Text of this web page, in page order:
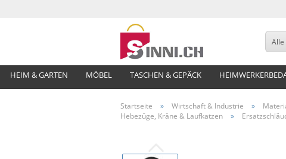
Alle
HEIM & GARTEN MÖBEL TASCHEN & GEPÄCK
Startseite » Wirtschaft & Industrie »
Hebezüge, Kräne & Laufkatzen
»